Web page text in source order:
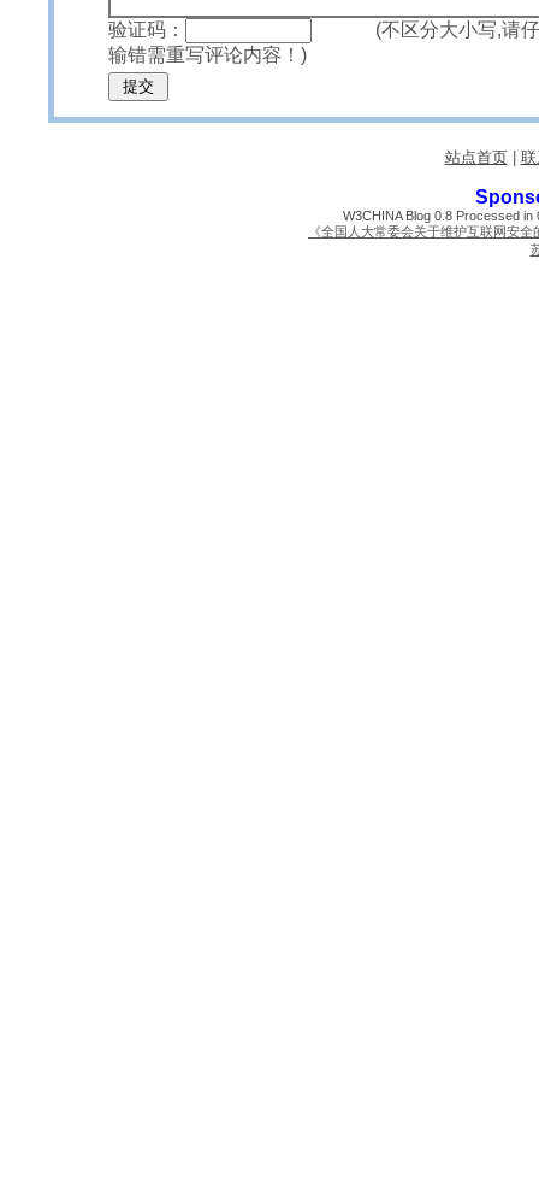
验证码：
(不区分大小写,请
输错需重写评论内容！)
站点首页|
W3CHINA Blog 0.8 Processed
《全国人大常委会关于维护互联网安全